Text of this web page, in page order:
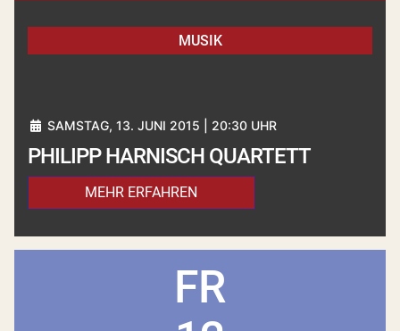
MUSIK
SAMSTAG, 13. JUNI 2015 | 20:30 UHR
PHILIPP HARNISCH QUARTETT
MEHR ERFAHREN
FR